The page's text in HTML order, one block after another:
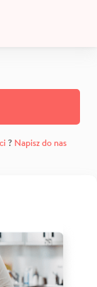
? Napisz do nas